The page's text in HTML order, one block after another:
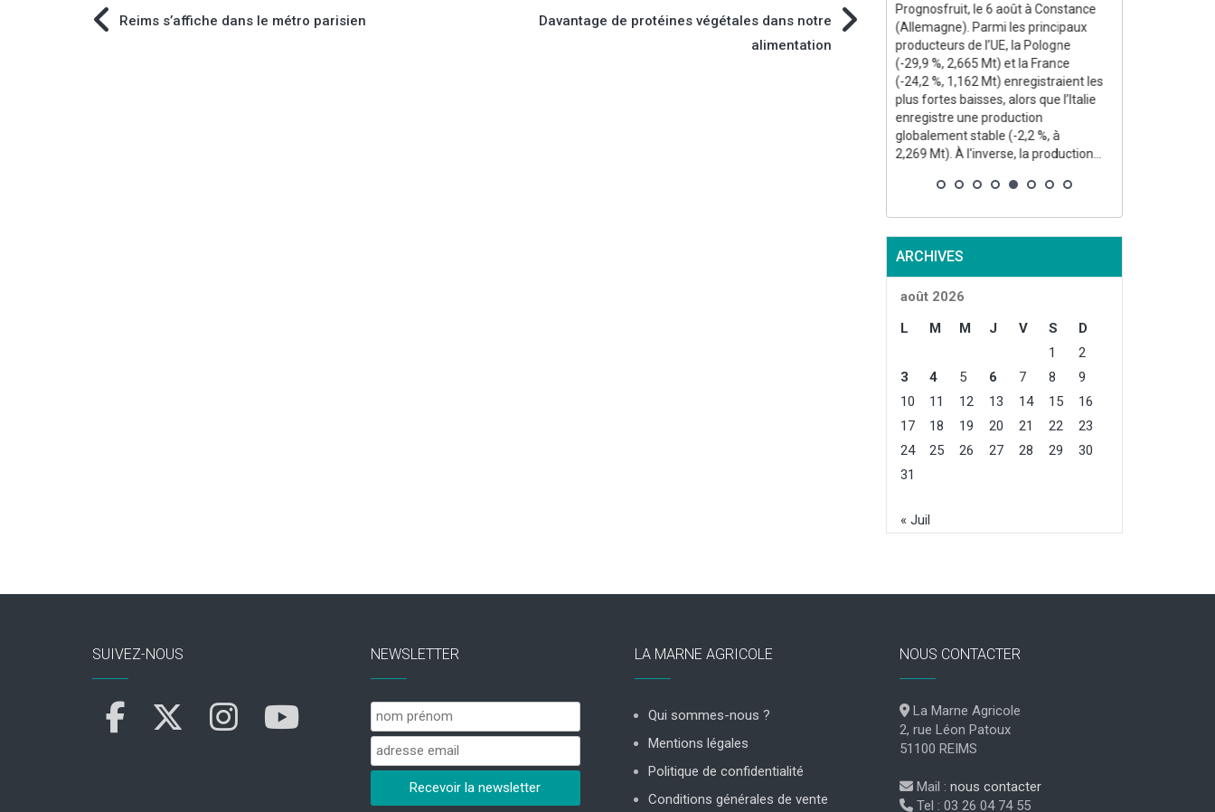
Navigation
Reims s’affiche dans le métro parisien
Davantage de protéines végétales dans notre
alimentation
Prognosfruit, le 6 août à Constance
(Allemagne). Parmi les principaux
producteurs de l’UE, la Pologne
(-29,9 %, 2,665 Mt) et la France
(-24,2 %, 1,162 Mt) enregistraient les
plus fortes baisses, alors que l’Italie
enregistre une production
globalement stable (-2,2 %, à
2,269 Mt). À l'inverse, la production...
ARCHIVES
août 2026
L
M M J V S
D
1
2
3
4 5 6 7 8
9
10
11 12 13 14 15
16
17
18 19 20 21 22
23
24
25 26 27 28 29
30
31
« Juil
SUIVEZ-NOUS NEWSLETTER LA MARNE AGRICOLE
Qui sommes-nous ?
Mentions légales
Politique de confidentialité
Conditions générales de vente
NOUS CONTACTER
La Marne Agricole
2, rue Léon Patoux
51100 REIMS
Mail : nous contacter
Tel : 03 26 04 74 55